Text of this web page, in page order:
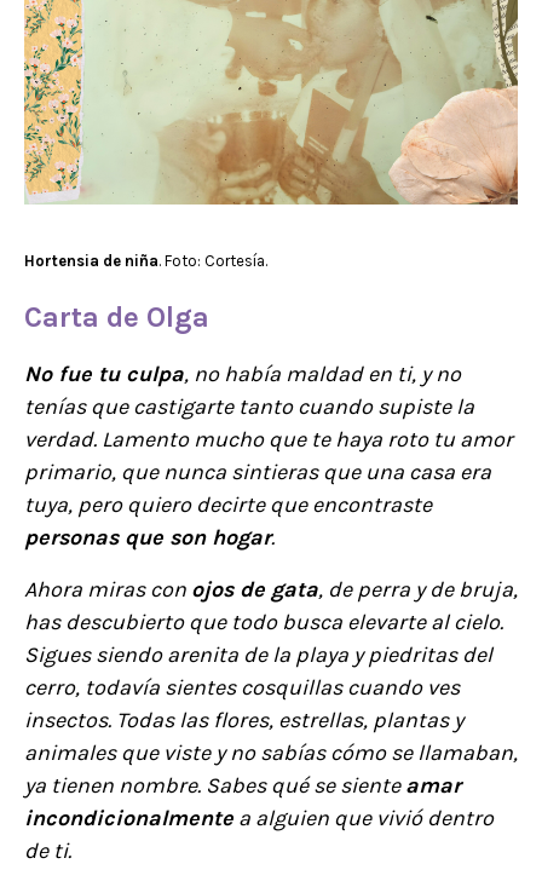
Hortensia de niña. Foto: Cortesía.
Carta de Olga
No fue tu culpa, no había maldad en ti, y no
tenías que castigarte tanto cuando supiste la
verdad. Lamento mucho que te haya roto tu amor
primario, que nunca sintieras que una casa era
tuya, pero quiero decirte que encontraste
personas que son hogar.
Ahora miras con ojos de gata, de perra y de bruja,
has descubierto que todo busca elevarte al cielo.
Sigues siendo arenita de la playa y piedritas del
cerro, todavía sientes cosquillas cuando ves
insectos. Todas las flores, estrellas, plantas y
animales que viste y no sabías cómo se llamaban,
ya tienen nombre. Sabes qué se sienteamar
incondicionalmente a alguien que vivió dentro
de ti.